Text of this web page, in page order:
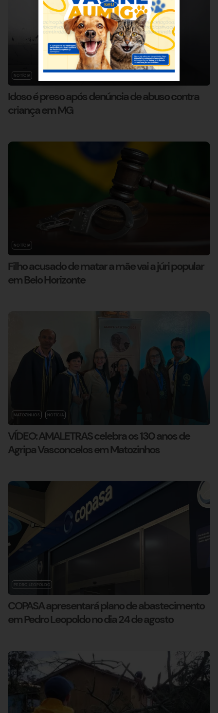
NOTÍCIA
Idoso é preso após denúncia de abuso contra
criança em MG
NOTÍCIA
Filho acusado de matar a mãe vai a júri popular
em Belo Horizonte
MATOZINHOS NOTÍCIA
VÍDEO: AMALETRAS celebra os 130 anos de
Agripa Vasconcelos em Matozinhos
PEDRO LEOPOLDO
COPASA apresentará plano de abastecimento
em Pedro Leopoldo no dia 24 de agosto